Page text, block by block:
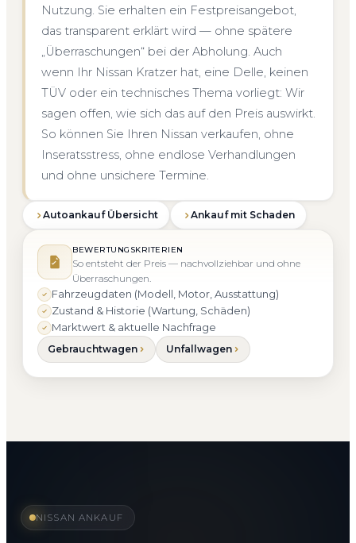
Nutzung. Sie erhalten ein Festpreisangebot,
das transparent erklärt wird — ohne spätere
„Überraschungen“ bei der Abholung. Auch
wenn Ihr Nissan Kratzer hat, eine Delle, keinen
TÜV oder ein technisches Thema vorliegt: Wir
sagen offen, wie sich das auf den Preis auswirkt.
So können Sie Ihren Nissan verkaufen, ohne
Inseratsstress, ohne endlose Verhandlungen
und ohne unsichere Termine.
Autoankauf Übersicht Ankauf mit Schaden
BEWERTUNGSKRITERIEN
So entsteht der Preis — nachvollziehbar und ohne
Überraschungen.
Fahrzeugdaten (Modell, Motor, Ausstattung)
Zustand & Historie (Wartung, Schäden)
Marktwert & aktuelle Nachfrage
Gebrauchtwagen Unfallwagen
NISSAN ANKAUF